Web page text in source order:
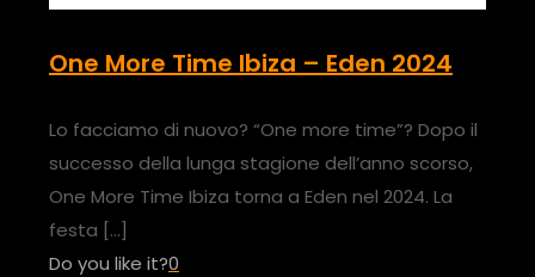
One More Time Ibiza – Eden 2024
Lo facciamo di nuovo? “One more time”? Dopo il
successo della lunga stagione dell’anno scorso,
One More Time Ibiza torna a Eden nel 2024. La
festa […]
Do you like it?0